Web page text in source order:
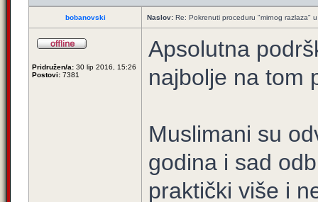
bobanovski Naslov: Re: Pokrenuti proceduru "mirnog razlaza"
Pridružen/a: 30 lip 2016, 15:26
Postovi: 7381
Apsolutna
najbolje na tom
Muslimani su
godina i sad
praktički više i